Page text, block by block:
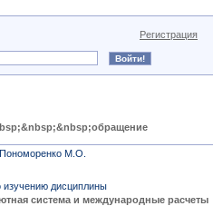
Регистрация
М.О.
изучению дисциплины
система и международные расчеты